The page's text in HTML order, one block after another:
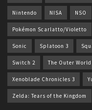
Nintendo NISA NSO
Pokémon Scarlatto/Violetto
Sonic Splatoon 3
Switch 2 The Outer World
Xenoblade Chronicles 3
Zelda: Tears of the Kingdom